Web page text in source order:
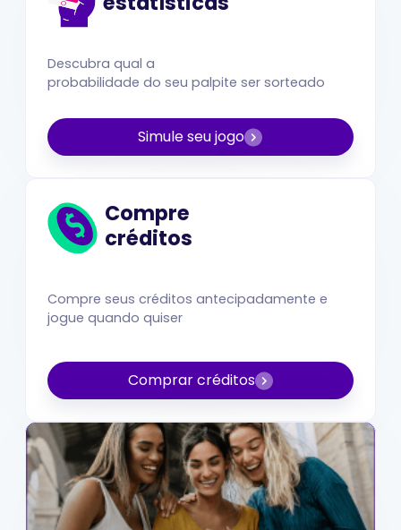
Descubra qual a
probabilidade do seu palpite ser sorteado
Simule seu jogo
Compre
créditos
Compre seus créditos antecipadamente e
jogue quando quiser
Comprar créditos